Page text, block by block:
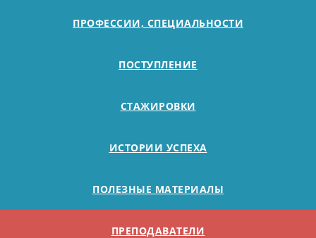
ПРОФЕССИИ, СПЕЦИАЛЬНОСТИ
ПОСТУПЛЕНИЕ
СТАЖИРОВКИ
ИСТОРИИ УСПЕХА
ПОЛЕЗНЫЕ МАТЕРИАЛЫ
ПРЕПОДАВАТЕЛИ